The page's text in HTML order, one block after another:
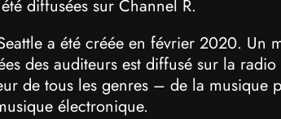
diffusées sur Channel R.
a été créée en février 2020. Un
des auditeurs est diffusé sur la
de tous les genres – de la musique
électronique.